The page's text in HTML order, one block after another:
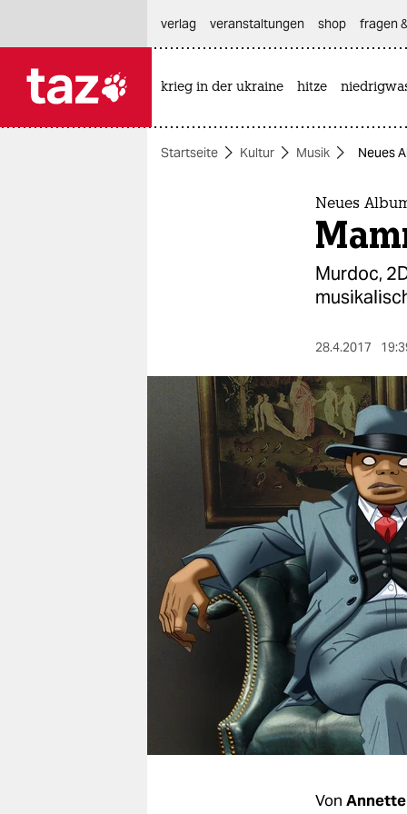
themen
berlin
wahrheit
verlag
verlag
veranstaltungen
shop
fragen & hilfe
unterstützen
verlag
veranstaltungen shop fragen
krieg in der ukraine hitze
Startseite Kultur Musik Neues
Neues
Murdoc,
28.4.2017
Von